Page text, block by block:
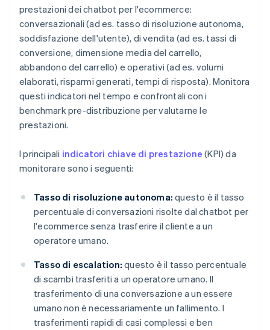
prestazioni dei chatbot per l'ecommerce:
conversazionali (ad es. tasso di risoluzione autonoma,
soddisfazione dell'utente), di vendita (ad es. tassi di
conversione, dimensione media del carrello,
abbandono del carrello) e operativi (ad es. volumi
elaborati, risparmi generati, tempi di risposta). Monitora
questi indicatori nel tempo e confrontali con i
benchmark pre-distribuzione per valutarne le
prestazioni.
I principali indicatori chiave di prestazione (KPI) da
monitorare sono i seguenti:
Tasso di risoluzione autonoma: questo è il tasso
percentuale di conversazioni risolte dal chatbot per
l'ecommerce senza trasferire il cliente a un
operatore umano.
Tasso di escalation: questo è il tasso percentuale
di scambi trasferiti a un operatore umano. Il
trasferimento di una conversazione a un essere
umano non è necessariamente un fallimento. I
trasferimenti rapidi di casi complessi e ben